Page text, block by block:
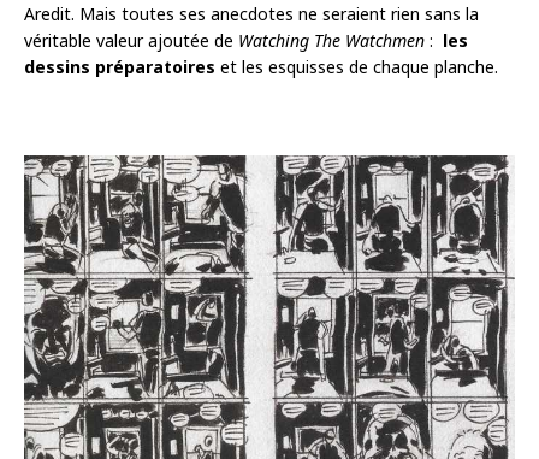
Aredit. Mais toutes ses anecdotes ne seraient rien sans la
véritable valeur ajoutée de Watching The Watchmen : les
dessins préparatoires et les esquisses de chaque planche.